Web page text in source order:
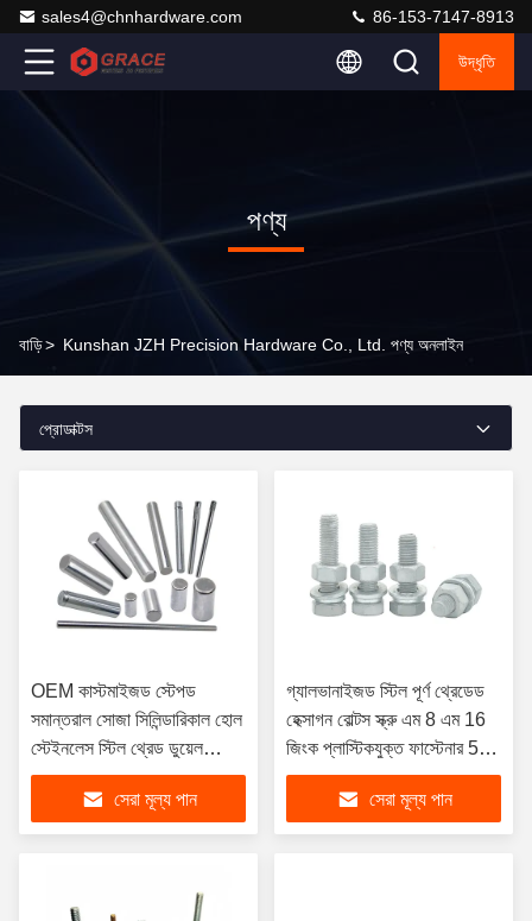
sales4@chnhardware.com 86-153-7147-8913
উদ্ধৃতি
পণ্য
বাড়ি> Kunshan JZH Precision Hardware Co., Ltd. পণ্য অনলাইন
প্রোডাক্টস
OEM কাস্টমাইজড স্টেপড
সমান্তরাল সোজা সিলিন্ডারিকাল হোল
স্টেইনলেস স্টিল থ্রেড ডুয়েল
পিনগুলি যথার্থ অ্যাপ্লিকেশনগুলির
সেরা মূল্য পান
গ্যালভানাইজড স্টিল পূর্ণ থ্রেডেড
হেক্সাগন বোল্টস স্ক্রু এম 8 এম 16
জিংক প্লাস্টিকযুক্ত ফাস্টেনার 5/8
"মাঝারি কার্বন স্টিলের জন্য ক্লাস
সেরা মূল্য পান